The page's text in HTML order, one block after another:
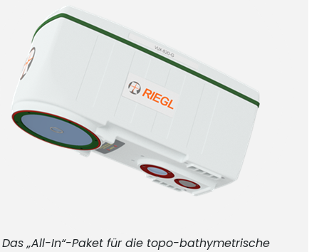
Das „All-In“-Paket für die topo-bathymetrische